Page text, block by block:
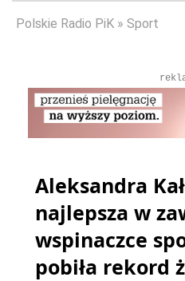
Polskie Radio PiK Sport
Aleksandra
najlepsza w
wspinaczce
pobiła rekord